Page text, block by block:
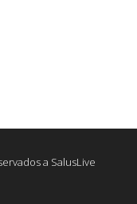
a SalusLive